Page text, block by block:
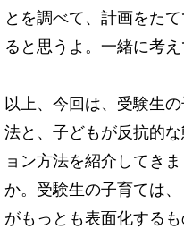
とを調べて、計画をた
ると思うよ。一緒に考え
以上、今回は、受験生
法と、子どもが反抗的
ョン方法を紹介してき
か。受験生の子育ては
がもっとも表面化する